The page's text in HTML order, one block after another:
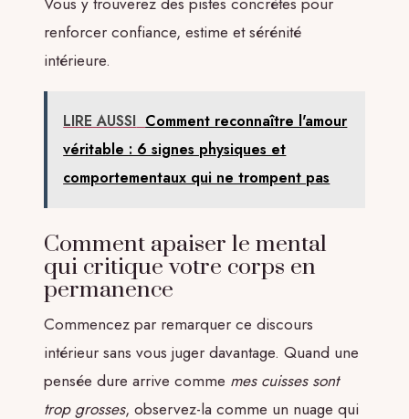
renforcer confiance, estime et sérénité
intérieure.
LIRE AUSSI Comment reconnaître l'amour
véritable : 6 signes physiques et
comportementaux qui ne trompent pas
Comment apaiser le mental
qui critique votre corps en
permanence
Commencez par remarquer ce discours
intérieur sans vous juger davantage. Quand une
pensée dure arrive comme mes cuisses sont
trop grosses, observez-la comme un nuage qui